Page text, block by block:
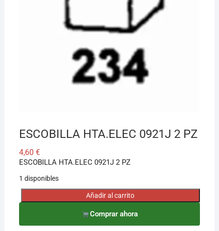
ESCOBILLA HTA.ELEC 0921J 2 PZ
4,60 €
ESCOBILLA HTA.ELEC 0921J 2 PZ
1 disponibles
ESCOBILLA
0921J
Añadir al carrito
Comprar ahora